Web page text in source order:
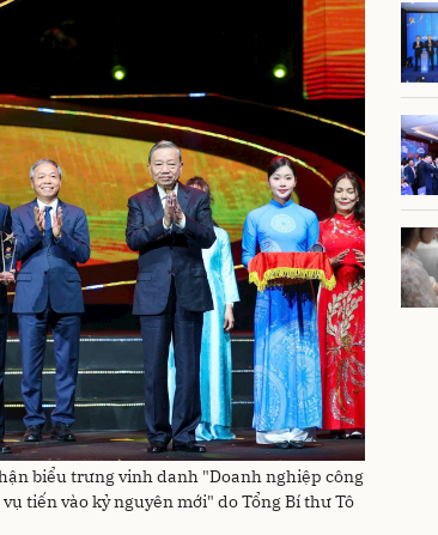
biểu trưng vinh danh "Doanh nghiệp công
tiến vào kỷ nguyên mới" do Tổng Bí thư Tô